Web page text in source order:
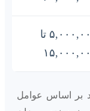
۵,۰۰۰,۰۰۰ تا
بر اساس عوامل